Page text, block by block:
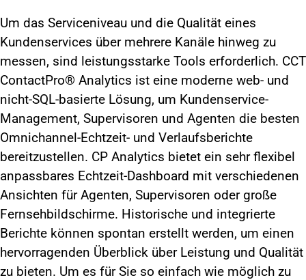
Um das Serviceniveau und die Qualität eines
Kundenservices über mehrere Kanäle hinweg zu
messen, sind leistungsstarke Tools erforderlich. CCT
ContactPro® Analytics ist eine moderne web- und
nicht-SQL-basierte Lösung, um Kundenservice-
Management, Supervisoren und Agenten die besten
Omnichannel-Echtzeit- und Verlaufsberichte
bereitzustellen. CP Analytics bietet ein sehr flexibel
anpassbares Echtzeit-Dashboard mit verschiedenen
Ansichten für Agenten, Supervisoren oder große
Fernsehbildschirme. Historische und integrierte
Berichte können spontan erstellt werden, um einen
hervorragenden Überblick über Leistung und Qualität
zu bieten. Um es für Sie so einfach wie möglich zu